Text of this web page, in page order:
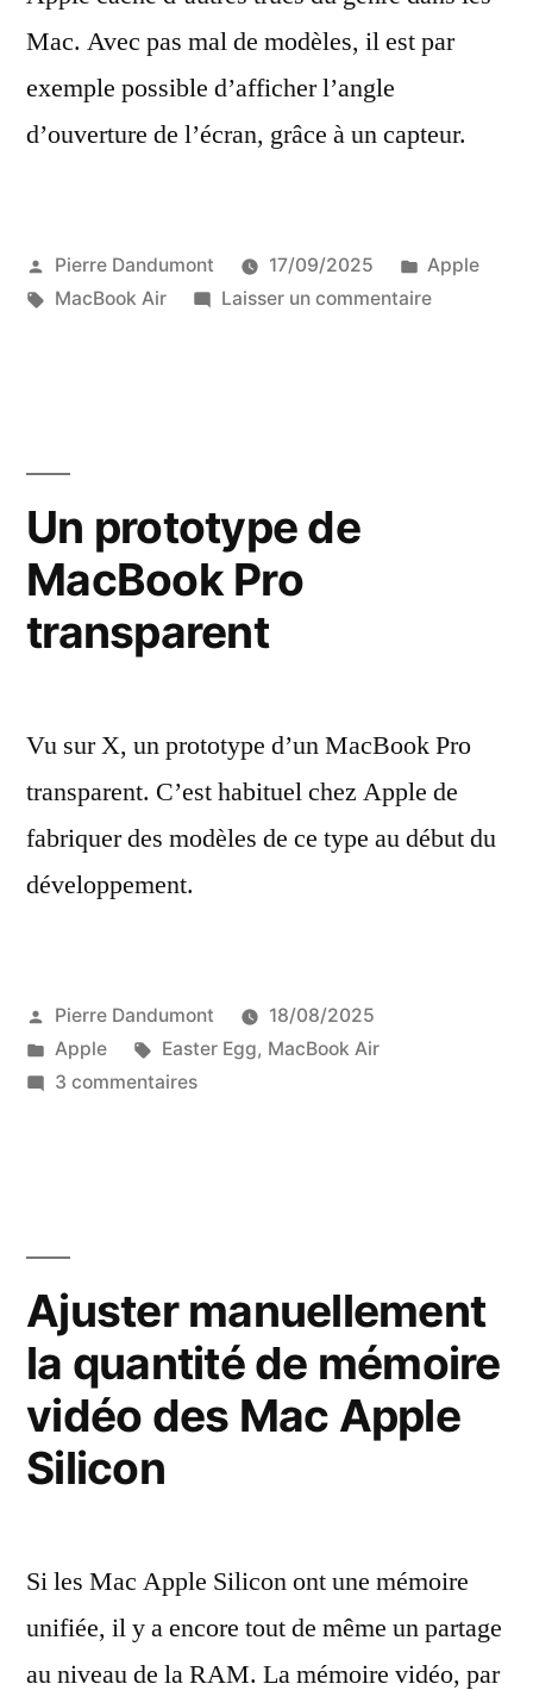
Mac. Avec pas mal de modèles, il est par
exemple possible d’afficher l’angle
d’ouverture de l’écran, grâce à un capteur.
Publié
par
Pierre Dandumont 17/09/2025
Publié
dans
Apple
Étiquettes :
MacBook Air Laisser un commentairesur
Un prototype de
MacBook Pro
transparent
Vu sur X, un prototype d’un MacBook Pro
transparent. C’est habituel chez Apple de
fabriquer des modèles de ce type au début du
développement.
Publié
par
Pierre Dandumont
18/08/2025
Publié
dans
Apple Étiquettes :
Easter Egg, MacBook Air
3 commentairessur
Ajuster manuellement
la quantité de mémoire
vidéo des Mac Apple
Silicon
Si les Mac Apple Silicon ont une mémoire
unifiée, il y a encore tout de même un partage
au niveau de la RAM. La mémoire vidéo, par